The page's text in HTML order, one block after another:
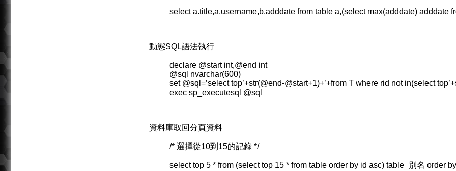
select a.title,a.username,b.adddate from table a,(select max(adddate) adddate
動態SQL語法執行
declare @start int,@end int
@sql nvarchar(600)
set @sql=’select top’+str(@end-@start+1)+’+from T where rid not in(select
exec sp_executesql @sql
資料庫取回分頁資料
/* 選擇從10到15的記錄 */
select top 5 * from (select top 15 * from table order by id asc) table_別名 order